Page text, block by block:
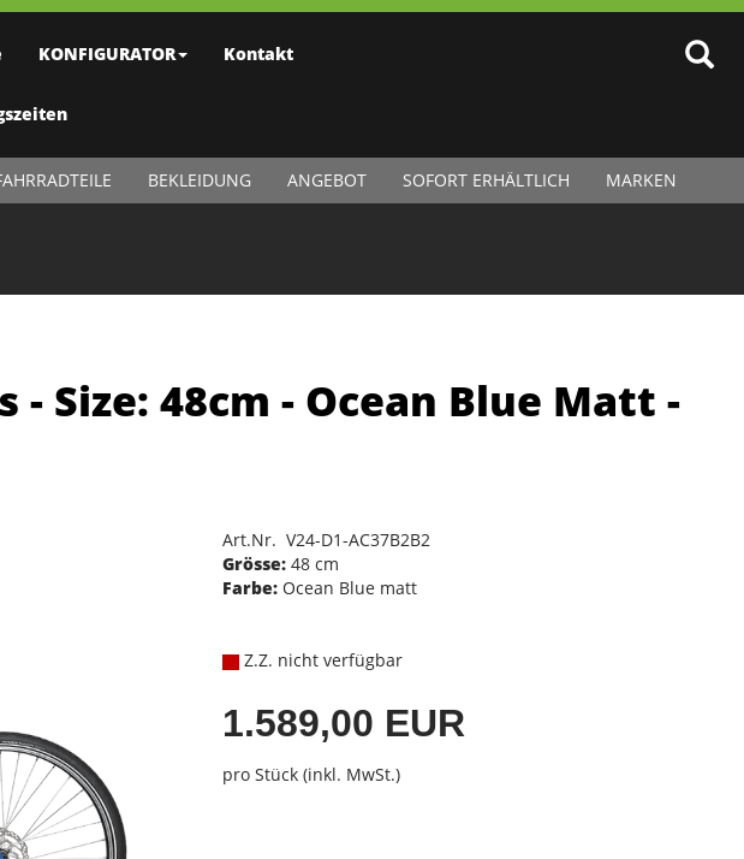
KONFIGURATOR Kontakt
BEKLEIDUNG ANGEBOT SOFORT ERHÄLTLICH MARKEN
- Size: 48cm - Ocean Blue Matt -
Art.Nr. V24-D1-AC37B2B2
Grösse:48 cm
Farbe:Ocean Blue matt
Z.Z. nicht verfügbar
1.589,00 EUR
pro Stück (inkl. MwSt.)